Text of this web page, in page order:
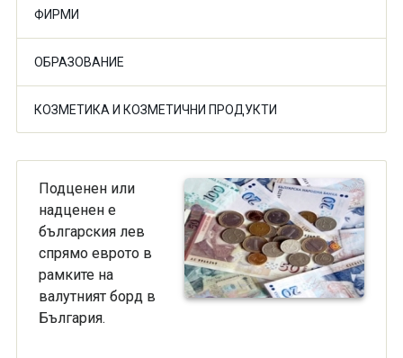
ФИРМИ
ОБРАЗОВАНИЕ
КОЗМЕТИКА И КОЗМЕТИЧНИ ПРОДУКТИ
Подценен или
надценен е
българския лев
спрямо еврото в
рамките на
валутният борд в
България.